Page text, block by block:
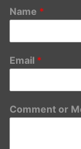
Name *
Email *
Comment or